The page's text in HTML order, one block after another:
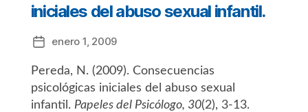
iniciales del abuso sexual infantil.
Fecha
la
entrada
enero 1, 2009
Pereda, N. (2009). Consecuencias
psicológicas iniciales del abuso sexual
infantil. Papeles del Psicólogo, 30(2), 3-13.